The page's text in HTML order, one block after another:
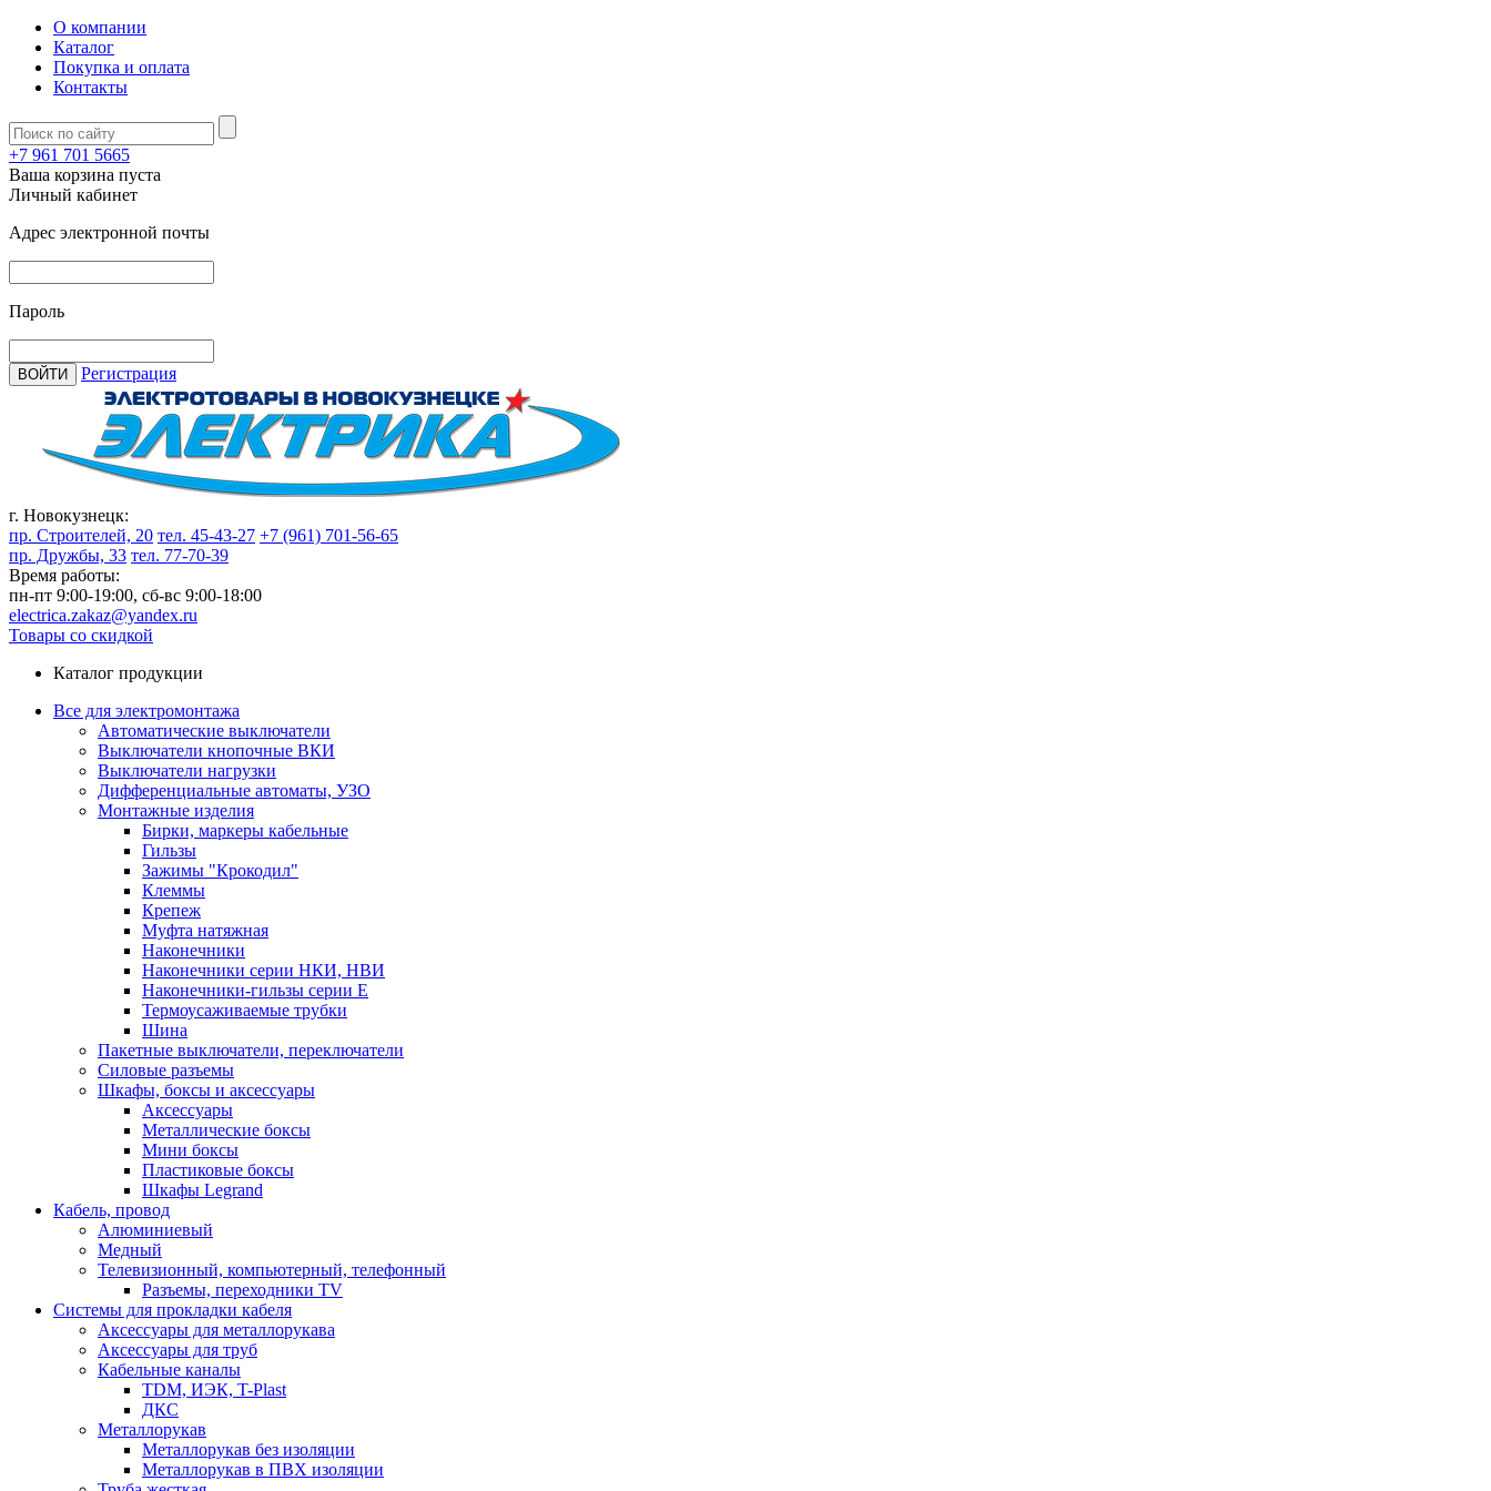
О компании
Каталог
Покупка и оплата
Контакты
+7 961 701 5665
Ваша корзина пуста
Личный кабинет
Адрес электронной почты
Пароль
ВОЙТИ Регистрация
г. Новокузнецк:
пр. Строителей, 20 тел. 45-43-27 +7 (961) 701-56-65
пр. Дружбы, 33 тел. 77-70-39
Время работы:
пн-пт 9:00-19:00, сб-вс 9:00-18:00
electrica.zakaz@yandex.ru
Товары со скидкой
Каталог продукции
Все для электромонтажа
Автоматические выключатели
Выключатели кнопочные ВКИ
Выключатели нагрузки
Дифференциальные автоматы, УЗО
Монтажные изделия
Бирки, маркеры кабельные
Гильзы
Зажимы "Крокодил"
Клеммы
Крепеж
Муфта натяжная
Наконечники
Наконечники серии НКИ, НВИ
Наконечники-гильзы серии Е
Термоусаживаемые трубки
Шина
Пакетные выключатели, переключатели
Силовые разъемы
Шкафы, боксы и аксессуары
Аксессуары
Металлические боксы
Мини боксы
Пластиковые боксы
Шкафы Legrand
Кабель, провод
Алюминиевый
Медный
Телевизионный, компьютерный, телефонный
Разъемы, переходники TV
Системы для прокладки кабеля
Аксессуары для металлорукава
Аксессуары для труб
Кабельные каналы
TDM, ИЭК, T-Plast
ДКС
Металлорукав
Металлорукав без изоляции
Металлорукав в ПВХ изоляции